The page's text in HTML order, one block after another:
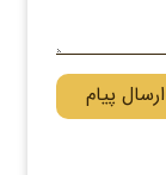
ارسال پیام